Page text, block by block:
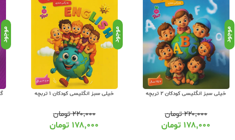
مینماید و شما میتوانید کتابهای کمک آموزشی تمامی مقاطع تحصیلی تا کنکور را آنلاین
دنبال کنید.
موجود
خیلی سبز انگلیسی کودکان 2 تربچه
۲۲۰,۰۰۰تومان
۱۷۸,۰۰۰ تومان
موجود
خیلی سبز انگلیسی کودکان 1 تربچه
۲۲۰,۰۰۰تومان
۱۷۸,۰۰۰ تومان
موجود